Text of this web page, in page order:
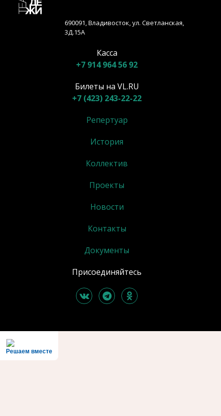
690091, Владивосток, ул. Светланская,
3Д.15А
Касса
+7 914 964 56 92
Билеты на VL.RU
+7 (423) 243-22-22
Репертуар
История
Коллектив
Проекты
Новости
Контакты
Документы
Присоединяйтесь
Решаем вместе